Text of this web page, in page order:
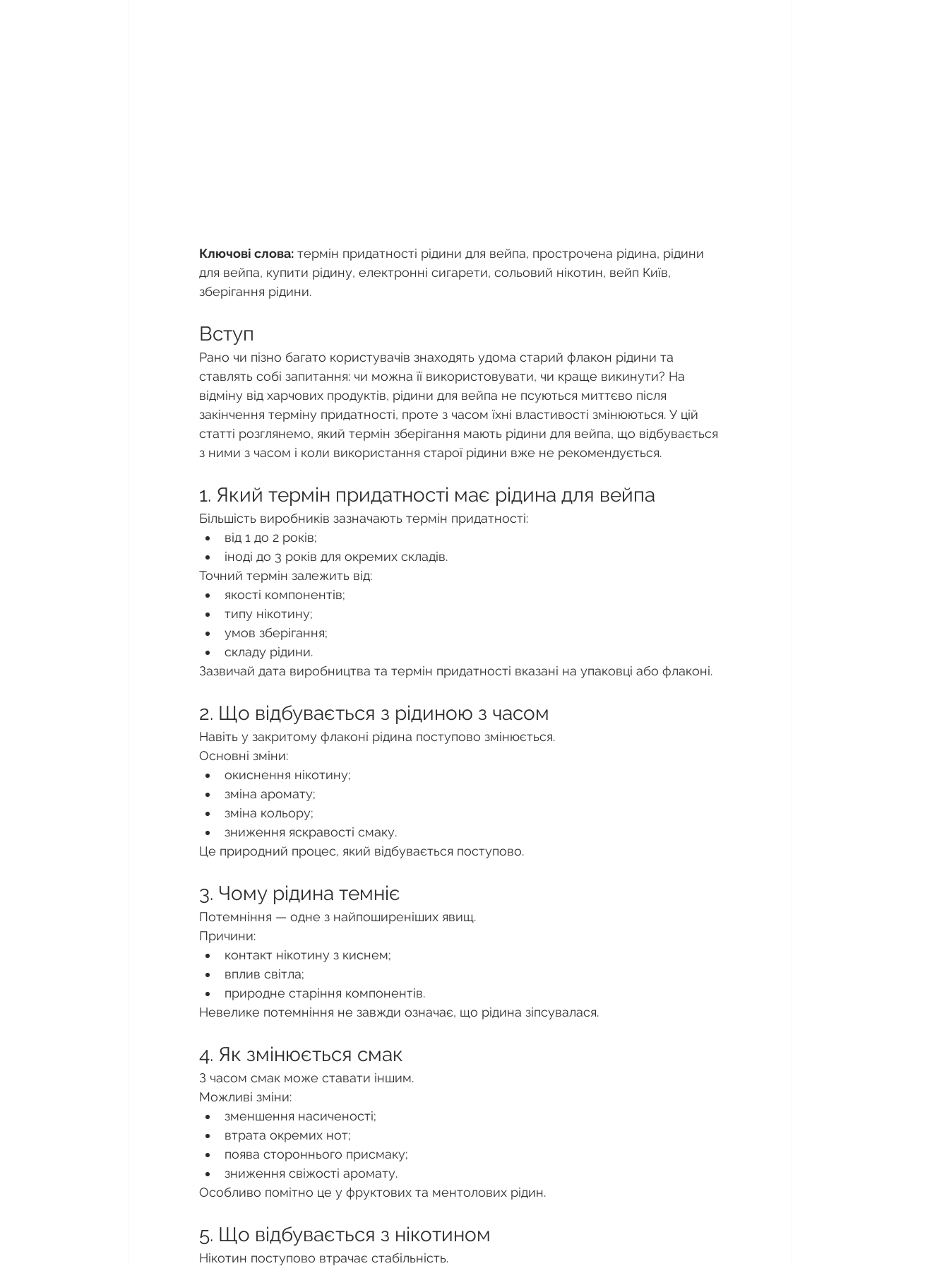
Ключові слова: термін придатності рідини для вейпа, прострочена рідина, рідини
для вейпа, купити рідину, електронні сигарети, сольовий нікотин, вейп Київ,
зберігання рідини.
Вступ
Рано чи пізно багато користувачів знаходять удома старий флакон рідини та
ставлять собі запитання: чи можна її використовувати, чи краще викинути? На
відміну від харчових продуктів, рідини для вейпа не псуються миттєво після
закінчення терміну придатності, проте з часом їхні властивості змінюються. У цій
статті розглянемо, який термін зберігання мають рідини для вейпа, що відбувається
з ними з часом і коли використання старої рідини вже не рекомендується.
1. Який термін придатності має рідина для вейпа
Більшість виробників зазначають термін придатності:
від 1 до 2 років;
іноді до 3 років для окремих складів.
Точний термін залежить від:
якості компонентів;
типу нікотину;
умов зберігання;
складу рідини.
Зазвичай дата виробництва та термін придатності вказані на упаковці або флаконі.
2. Що відбувається з рідиною з часом
Навіть у закритому флаконі рідина поступово змінюється.
Основні зміни:
окиснення нікотину;
зміна аромату;
зміна кольору;
зниження яскравості смаку.
Це природний процес, який відбувається поступово.
3. Чому рідина темніє
Потемніння — одне з найпоширеніших явищ.
Причини:
контакт нікотину з киснем;
вплив світла;
природне старіння компонентів.
Невелике потемніння не завжди означає, що рідина зіпсувалася.
4. Як змінюється смак
З часом смак може ставати іншим.
Можливі зміни:
зменшення насиченості;
втрата окремих нот;
поява стороннього присмаку;
зниження свіжості аромату.
Особливо помітно це у фруктових та ментолових рідин.
5. Що відбувається з нікотином
Нікотин поступово втрачає стабільність.